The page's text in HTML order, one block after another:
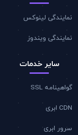
نمایندگی لینوکس
نمایندگی ویندوز
سایر خدمات
گواهینامه SSL
CDN ابری
سرور ابری